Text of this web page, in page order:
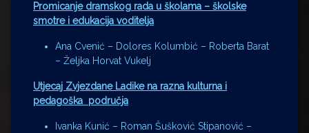
Promicanje dramskog rada u školama – školske
smotre i edukacija voditelja
Ana Cvenić – Dolores Kolumbić – Roberta Barat
– Željka Horvat Vukelj
Utjecaj Zvjezdane Ladike na razna kulturna i
pedagoška područja
Ivanka Kunić – Roman Šušković Stipanović –